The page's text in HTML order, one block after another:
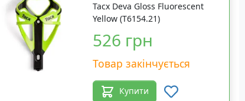
Tacx Deva Gloss Fluorescent
Yellow (T6154.21)
526 грн
Товар закінчується
Купити